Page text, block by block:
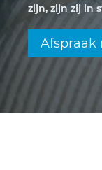
zijn, zijn zij in
Afspraak